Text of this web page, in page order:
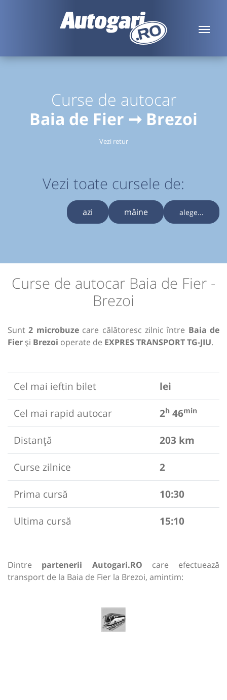
Curse de autocar
Baia de Fier ➞ Brezoi
Vezi retur
Vezi toate cursele de:
azi mâine alege...
Curse de autocar Baia de Fier -
Brezoi
Sunt2 microbuzecare călătoresc zilnic între Baia de
Fier și Brezoi operate de EXPRES TRANSPORT TG-JIU.
Cel mai ieftin bilet
lei
Cel mai rapid autocar
2h 46min
Distanță
203 km
Curse zilnice
2
Prima cursă
10:30
Ultima cursă
15:10
Dintre partenerii Autogari.RO care efectuează
transport de la Baia de Fier la Brezoi, amintim: